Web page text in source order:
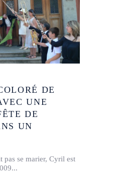
DE
UNE
DE
UN
pas se marier, Cyril est